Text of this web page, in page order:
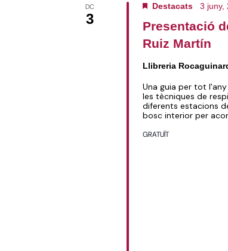
DC
3
Presentació
Ruiz Martín
Destacats 3 juny,
Llibreria
Una guia per tot
les tècniques de
diferents estacions
bosc interior per
GRATUÏT